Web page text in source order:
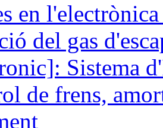
en
del gas
Sistema
de frens,